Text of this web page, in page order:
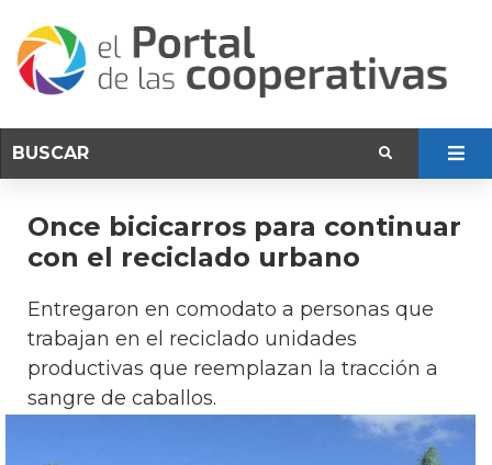
Once bicicarros para continuar
con el reciclado urbano
Entregaron en comodato a personas que
trabajan en el reciclado unidades
productivas que reemplazan la tracción a
sangre de caballos.